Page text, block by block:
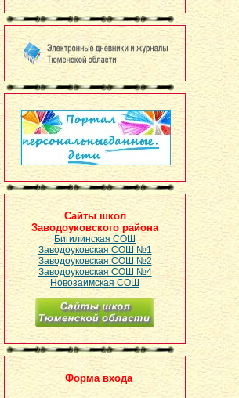
Сайты школ
Заводоуковского района
Бигилинская СОШ
Заводоуковская СОШ №1
Заводоуковская СОШ №2
Заводоуковская СОШ №4
Новозаимская СОШ
Форма входа